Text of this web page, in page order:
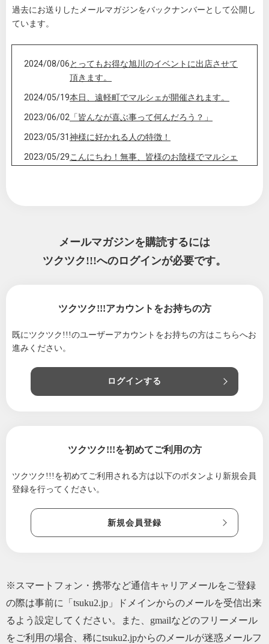
過去にお送りしたメールマガジンをバックナンバーとして公開し
ています。
2024/08/06 とってもお得な旭川のイベントに出店させて
頂きます。
2024/05/19本日、遠軽町でマルシェが開催されます。
2023/06/02 「皆んなが喜ぶ事って何んだろう？」
2023/05/31 神様に好かれる人の特徴！
2023/05/29こんにちわ！無事、皆様のお陰様でマルシェ
2023/05/10 フルムーンウェブマルシェ
2023/03/11マルシェ出店のお知らせ！
2023/01/29 お得な4日間です！リアルでも、ウェブでも楽
2023/01/28ついに明日、お得がおさんぽマルシェ
2022/11/25
本日までのお得なオンラインマーケットのご
場所は北海道の旭川開催になります。
2022/11/18 オススメのクリスマスマルシェのご案内で
心の師匠 Dr.の下田憲先生
2022/09/16『夢を叶えるゾウ』はご存知ですか？
2022/03/18 まごの手治療院 メールマガジン初配信！
メールマガジンを購読するには
ツクツク!!!へのログインが必要です。
ツクツク!!!アカウントをお持ちの方
既にツクツク!!!のユーザーアカウントをお持ちの方はこちらへお
進みください。
ログインする
ツクツク!!!を初めてご利用の方
ツクツク!!!を初めてご利用される方は 以下のボタンより新規会員
登録を行ってください。
新規会員登録
※スマートフォン・携帯など通信キャリアメールをご登録
の際は事前に「tsuku2.jp」ドメインからのメールを受信出来
るよう設定してください。また、gmailなどのフリーメール
をご利用の場合、稀にtsuku2.jpからのメールが迷惑メールフ